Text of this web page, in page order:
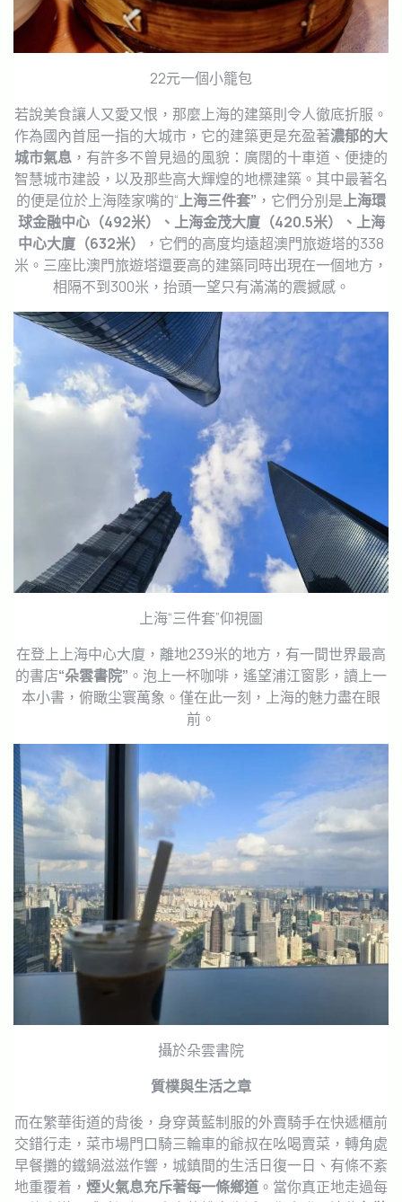
22元一個小籠包
若說美食讓人又愛又恨，那麼上海的建築則令人徹底折服。
作為國內首屈一指的大城市，它的建築更是充盈著濃郁的大
城市氣息 ，有許多不曾見過的風貌：廣闊的十車道、便捷的
智慧城市建設，以及那些高大輝煌的地標建築。其中最著名
的便是位於上海陸家嘴的“上海三件套” ，它們分別是上海環
球金融中心（492米）、上海金茂大廈（420.5米）、上海
中心大廈（632米）
，它們的高度均遠超澳門旅遊塔的338
米。三座比澳門旅遊塔還要高的建築同時出現在一個地方，
相隔不到300米，抬頭一望只有滿滿的震撼感。
上海“三件套”仰視圖
在登上上海中心大廈，離地239米的地方，有一間世界最高
的書店“朵雲書院” 。泡上一杯咖啡，遙望浦江窗影，讀上一
本小書，俯瞰尘寰萬象。僅在此一刻，上海的魅力盡在眼
前。
攝於朵雲書院
質樸與生活之章
而在繁華街道的背後，身穿黃藍制服的外賣騎手在快遞櫃前
交錯行走，菜市場門口騎三輪車的爺叔在吆喝賣菜，轉角處
早餐攤的鐵鍋滋滋作響，城鎮間的生活日復一日、有條不紊
地重覆着， 煙火氣息充斥著每一條鄉道 。當你真正地走過每